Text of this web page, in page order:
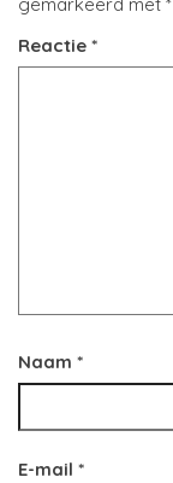
Reactie *
Naam *
E-mail *